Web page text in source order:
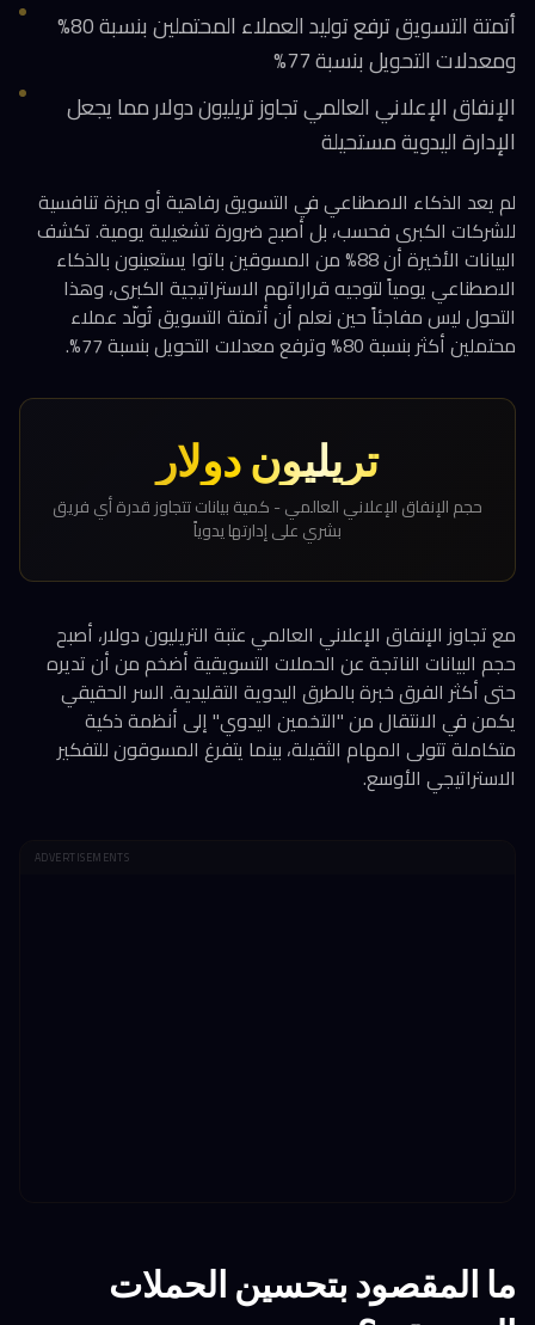
أتمتة التسويق ترفع توليد العملاء المحتملين بنسبة 80%
ومعدلات التحويل بنسبة 77%
الإنفاق الإعلاني العالمي تجاوز تريليون دولار مما يجعل
الإدارة اليدوية مستحيلة
لم يعد الذكاء الاصطناعي في التسويق رفاهية أو ميزة تنافسية
للشركات الكبرى فحسب، بل أصبح ضرورة تشغيلية يومية. تكشف
البيانات الأخيرة أن 88% من المسوقين باتوا يستعينون بالذكاء
الاصطناعي يومياً لتوجيه قراراتهم الاستراتيجية الكبرى، وهذا
التحول ليس مفاجئاً حين نعلم أن أتمتة التسويق تُولّد عملاء
محتملين أكثر بنسبة 80% وترفع معدلات التحويل بنسبة 77%.
تريليون دولار
حجم الإنفاق الإعلاني العالمي - كمية بيانات تتجاوز قدرة أي فريق
بشري على إدارتها يدوياً
مع تجاوز الإنفاق الإعلاني العالمي عتبة التريليون دولار، أصبح
حجم البيانات الناتجة عن الحملات التسويقية أضخم من أن تديره
حتى أكثر الفرق خبرة بالطرق اليدوية التقليدية. السر الحقيقي
يكمن في الانتقال من "التخمين اليدوي" إلى أنظمة ذكية
متكاملة تتولى المهام الثقيلة، بينما يتفرغ المسوقون للتفكير
الاستراتيجي الأوسع.
ADVERTISEMENTS
ما المقصود بتحسين الحملات